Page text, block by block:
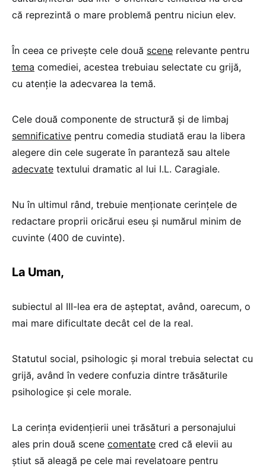
că reprezintă o mare problemă pentru niciun elev.
În ceea ce privește cele două scene relevante pentru
tema comediei, acestea trebuiau selectate cu grijă,
cu atenție la adecvarea la temă.
Cele două componente de structură și de limbaj
semnificative pentru comedia studiată erau la libera
alegere din cele sugerate în paranteză sau altele
adecvate textului dramatic al lui I.L. Caragiale.
Nu în ultimul rând, trebuie menționate cerințele de
redactare proprii oricărui eseu și numărul minim de
cuvinte (400 de cuvinte).
La Uman,
subiectul al III-lea era de așteptat, având, oarecum, o
mai mare dificultate decât cel de la real.
Statutul social, psihologic și moral trebuia selectat cu
grijă, având în vedere confuzia dintre trăsăturile
psihologice și cele morale.
La cerința evidențierii unei trăsături a personajului
ales prin două scene comentate cred că elevii au
știut să aleagă pe cele mai revelatoare pentru